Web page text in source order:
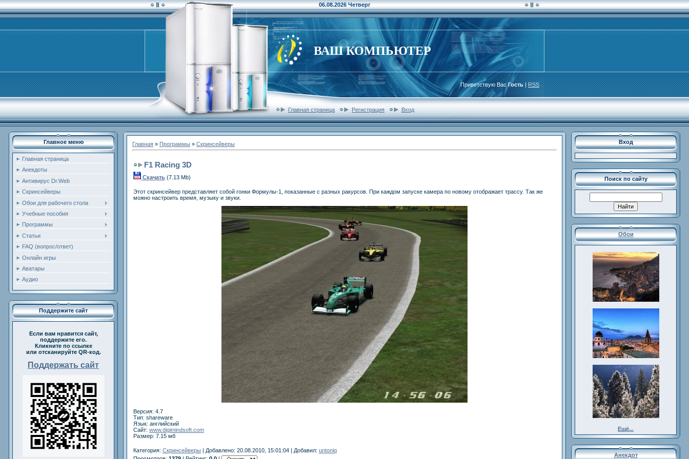
06.08.2026 Четверг
ВАШ КОМПЬЮТЕР
Приветствую ВасГость|RSS
Главная страница Регистрация Вход
Главное меню
Главная страница
Анекдоты
Антивирус Dr.Web
Скринсейверы
Обои для рабочего стола
Учебные пособия
Программы
Статьи
FAQ (вопрос/ответ)
Онлайн игры
Аватары
Аудио
Поддержите сайт
Если вам нравится сайт,
поддержите его.
Кликните по ссылке
или отсканируйте QR-код.
Поддержать сайт
Главная » Программы » Скринсейверы
F1 Racing 3D
Скачать (7.13 Mb)
Этот скринсейвер представляет собой гонки Формулы-1, показанные с разных ракурсов. При каждом запуске камера по новому отображает трассу. Так же
можно настроить время, музыку и звуки.
Версия: 4.7
Тип: shareware
Язык: английский
Сайт: www.digimindsoft.com
Размер: 7.15 мб
Категория: Скринсейверы | Добавлено: 20.08.2010, 15:01:04 | Добавил: untoniq
Вход
Поиск по сайту
Обои
Ещё...
Анекдот